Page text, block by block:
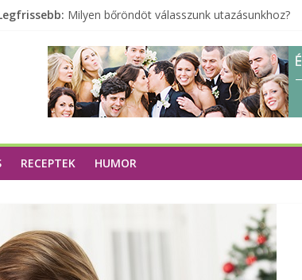
Milyen bőröndöt válasszunk utazásunkhoz?
Tartalék ajándék, amit szívesen megtartasz
Különleges tömörfa ládák Indiából
A zöld forradalom: A mosó- és
RECEPTEK HUMOR